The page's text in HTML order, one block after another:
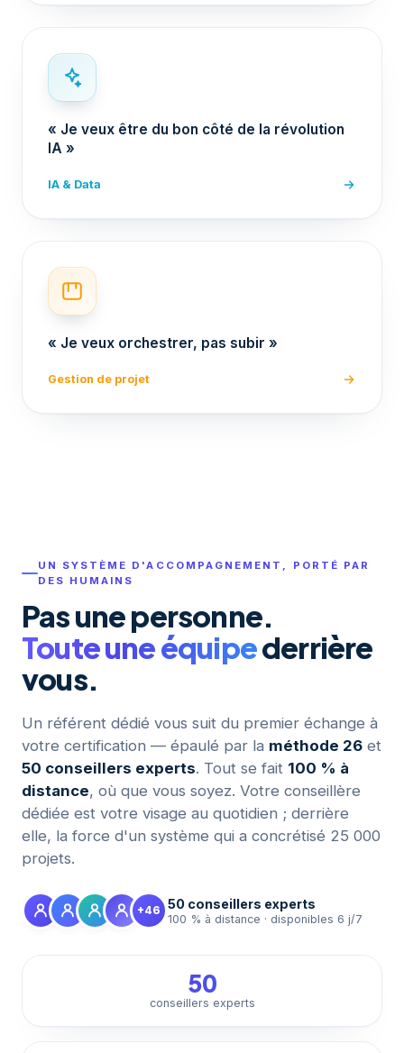
« Je veux être du bon côté de la révolution
IA »
IA & Data
« Je veux orchestrer, pas subir »
Gestion de projet
UN SYSTÈME D'ACCOMPAGNEMENT, PORTÉ PAR
DES HUMAINS
Pas une personne.
Toute une équipederrière
vous.
Un référent dédié vous suit du premier échange à
votre certification — épaulé par la méthode 26 et
50 conseillers experts. Tout se fait 100 % à
distance, où que vous soyez. Votre conseillère
dédiée est votre visage au quotidien ; derrière
elle, la force d'un système qui a concrétisé 25 000
projets.
+46 50 conseillers experts
100 % à distance · disponibles 6 j/7
50
conseillers experts